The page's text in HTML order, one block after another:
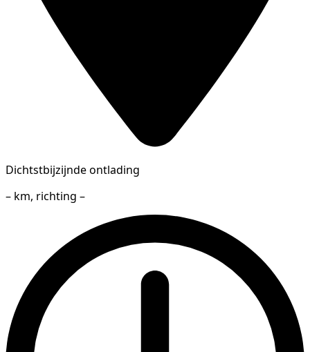
Dichtstbijzijnde ontlading
– km, richting –